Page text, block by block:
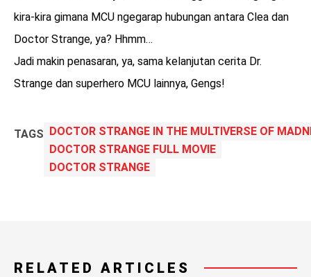
kira-kira gimana MCU ngegarap hubungan antara Clea dan
Doctor Strange, ya? Hhmm…
Jadi makin penasaran, ya, sama kelanjutan cerita Dr.
Strange dan superhero MCU lainnya, Gengs!
TAGS DOCTOR STRANGE IN THE MULTIVERSE OF
DOCTOR STRANGE FULL MOVIE
DOCTOR STRANGE
RELATED ARTICLES